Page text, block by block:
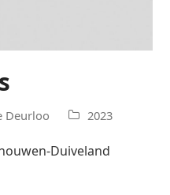
Deurloo 2023
Duiveland